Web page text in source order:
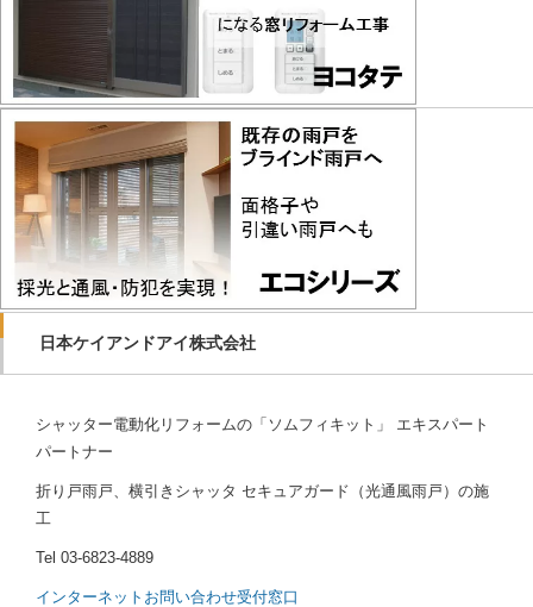
日本ケイアンドアイ株式会社
シャッター電動化リフォームの「ソムフィキット」 エキスパート
パートナー
折り戸雨戸、横引きシャッタ セキュアガード（光通風雨戸）の施
工
Tel 03-6823-4889
インターネットお問い合わせ受付窓口